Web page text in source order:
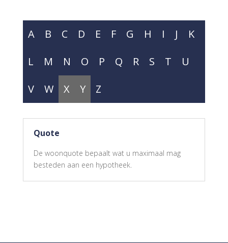
A B C D E F G H I J
K
L
M N O P Q R S T
U
V
W X Y Z
Quote
De woonquote bepaalt wat u maximaal mag
besteden aan een hypotheek.